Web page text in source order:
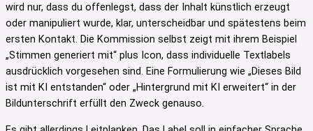
wird nur, dass du offenlegst, dass der Inhalt künstlich erzeugt
oder manipuliert wurde, klar, unterscheidbar und spätestens beim
ersten Kontakt. Die Kommission selbst zeigt mit ihrem Beispiel
„Stimmen generiert mit“ plus Icon, dass individuelle Textlabels
ausdrücklich vorgesehen sind. Eine Formulierung wie „Dieses Bild
ist mit KI entstanden“ oder „Hintergrund mit KI erweitert“ in der
Bildunterschrift erfüllt den Zweck genauso.